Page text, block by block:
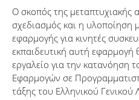
Ο σκοπός της μεταπτυχιακής
σχεδιασμός και η υλοποίηση
εφαρμογής για κινητές
εκπαιδευτική αυτή εφαρμογή
εργαλείο για την κατανόηση
Εφαρμογών σε
τάξης του Ελληνικού Γενικού